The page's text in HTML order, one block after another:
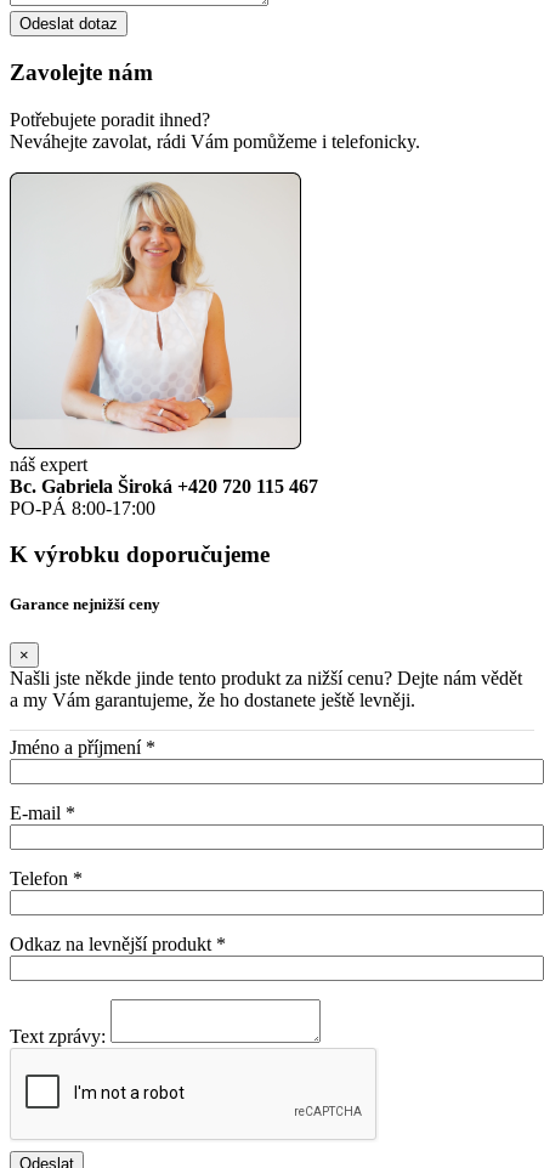
Odeslat dotaz
Zavolejte nám
Potřebujete poradit ihned?
Neváhejte zavolat, rádi Vám pomůžeme i telefonicky.
náš expert
Bc. Gabriela Široká +420 720 115 467
PO-PÁ 8:00-17:00
K výrobku doporučujeme
Garance nejnižší ceny
×
Našli jste někde jinde tento produkt za nižší cenu? Dejte nám vědět
a my Vám garantujeme, že ho dostanete ještě levněji.
Jméno a příjmení *
E-mail *
Telefon *
Odkaz na levnější produkt *
Text zprávy: